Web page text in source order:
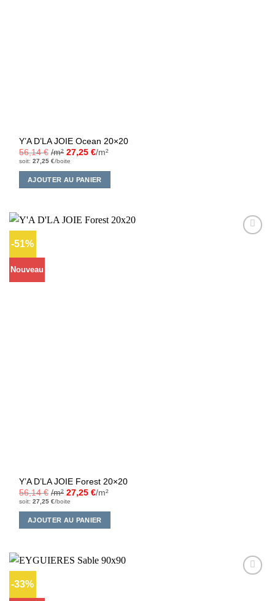
Y’A D’LA JOIE Ocean 20×20
56,14€ /m² 27,25€/m²
soit:27,25€/boite
AJOUTER AU PANIER
-51%
Nouveau
Y’A D’LA JOIE Forest 20×20
56,14€ /m² 27,25€/m²
soit:27,25€/boite
AJOUTER AU PANIER
-33%